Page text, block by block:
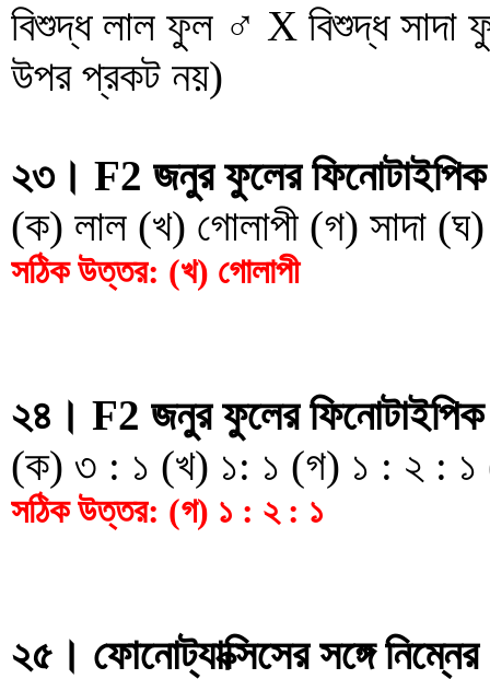
বিশুদ্ধ লাল ফুল ♂ X বিশুদ্ধ সাদা
উপর প্রকট নয়)
২৩। F2 জনুর ফুলের
(ক) লাল (খ) গোলাপী (গ) সাদা
সঠিক উত্তর: (খ) গোলাপী
২৪। F2 জনুর ফুলের
(ক) ৩ : ১ (খ) ১: ১ (গ) ১ : ২ : ১
সঠিক উত্তর: (গ) ১ : ২ : ১
২৫। ফোনোট্যাক্সিসের সঙ্গে